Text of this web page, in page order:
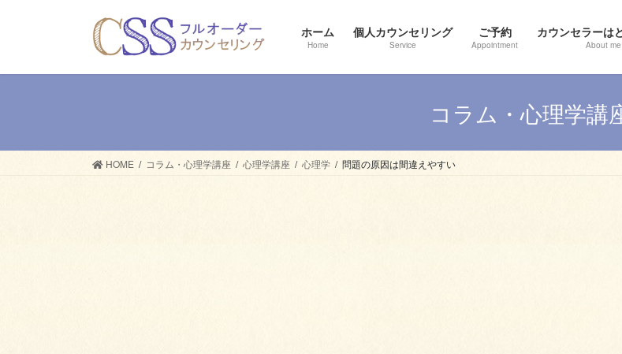
ホーム
Home
個人カウンセリング
Service
ご予約
Appointment
カウンセラーは
About me
コラム・心理学講
HOME コラム・心理学講座 心理学講座 心理学 問題の原因は間違えやすい